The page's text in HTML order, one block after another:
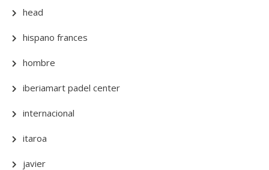
head
hispano frances
hombre
iberiamart padel center
internacional
itaroa
javier